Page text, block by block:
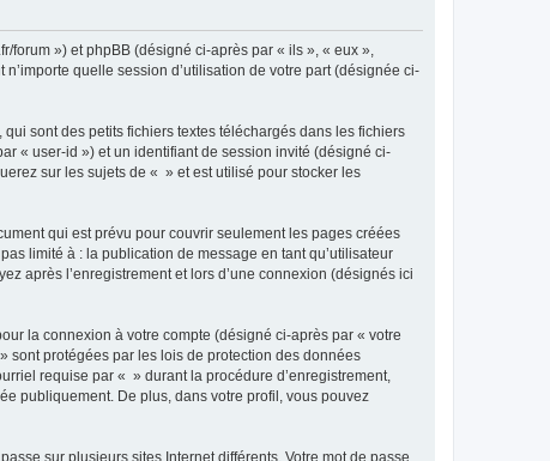
forum ») et phpBB (désigné ci-après par « ils », « eux »,
quelle session d’utilisation de votre part (désignée ci-
sont des petits fichiers textes téléchargés dans les fichiers
« user-id ») et un identifiant de session invité (désigné ci-
sur les sujets de « » et est utilisé pour stocker les
qui est prévu pour couvrir seulement les pages créées
limité à : la publication de message en tant qu’utilisateur
après l’enregistrement et lors d’une connexion (désignés ici
la connexion à votre compte (désigné ci-après par « votre
sont protégées par les lois de protection des données
requise par « » durant la procédure d’enregistrement,
publiquement. De plus, dans votre profil, vous pouvez
sur plusieurs sites Internet différents. Votre mot de passe